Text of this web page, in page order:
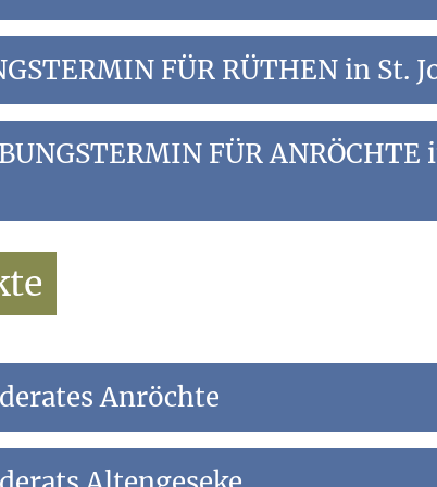
FÜR RÜTHEN in St.
Johannes Rüthen
(Dauer: ca. 30 bis 40 Minuten)
FÜR
in St. Pankratius Anröchte
ca. 30 bis 40 Minuten)
Anröchte